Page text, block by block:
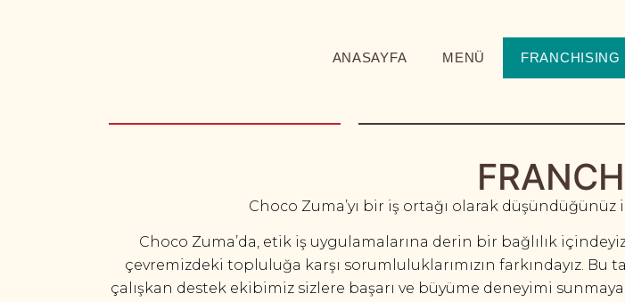
ANASAYFA MENÜ FRANCHISING
Choco Zuma’yı bir iş ortağı olarak
Choco Zuma’da, etik iş uygulamalarına derin bir bağlılık
çevremizdeki topluluğa karşı sorumluluklarımızın farkındayız.
çalışkan destek ekibimiz sizlere başarı ve büyüme deneyimi